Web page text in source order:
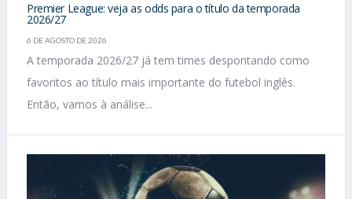
Premier League: veja as odds para o título da temporada
2026/27
6 DE AGOSTO DE 2026
A temporada 2026/27 já tem times despontando como
favoritos ao título mais importante do futebol inglês.
Então, vamos à análise...